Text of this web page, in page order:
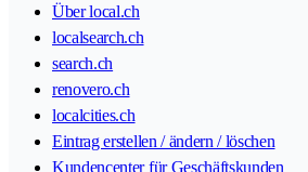
Über local.ch
localsearch.ch
search.ch
renovero.ch
localcities.ch
Eintrag erstellen / ändern / löschen
Kundencenter für Geschäftskunden